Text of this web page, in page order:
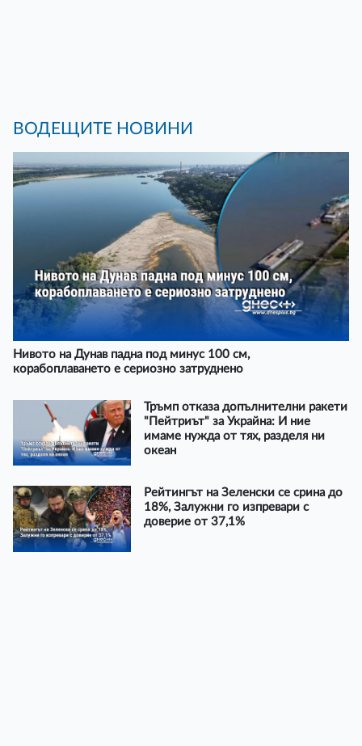
ВОДЕЩИТЕ НОВИНИ
Нивото на Дунав падна под минус 100 см,
корабоплаването е сериозно затруднено
Тръмп отказа допълнителни ракети
"Пейтриът" за Украйна: И ние
имаме нужда от тях, разделя ни
океан
Рейтингът на Зеленски се срина до
18%, Залужни го изпревари с
доверие от 37,1%